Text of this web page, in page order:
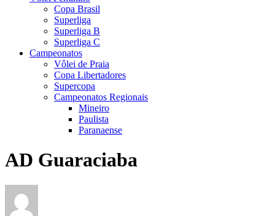
Copa Brasil
Superliga
Superliga B
Superliga C
Campeonatos
Vôlei de Praia
Copa Libertadores
Supercopa
Campeonatos Regionais
Mineiro
Paulista
Paranaense
AD Guaraciaba